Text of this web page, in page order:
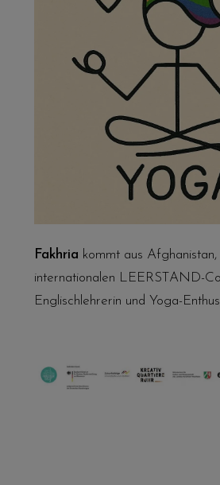
Fakhria kommt aus
internationalen LEERSTAND-
Englischlehrerin und Yoga-